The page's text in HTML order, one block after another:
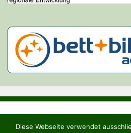
Diese Webseite verwendet